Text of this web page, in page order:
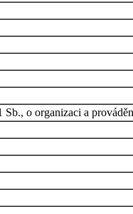
o organizaci a